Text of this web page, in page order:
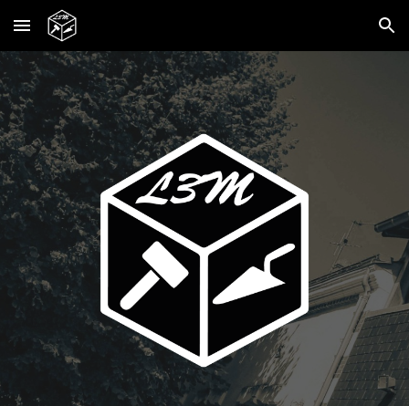
Skip to main content Skip to navigation